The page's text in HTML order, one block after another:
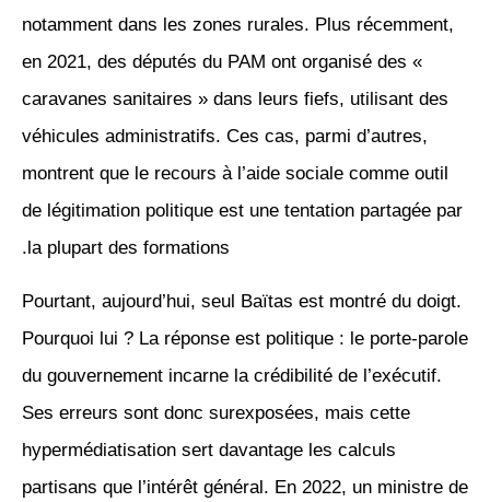
notamment dans les zones rurales. Plus récemment,
en 2021, des députés du PAM ont organisé des «
caravanes sanitaires » dans leurs fiefs, utilisant des
véhicules administratifs. Ces cas, parmi d’autres,
montrent que le recours à l’aide sociale comme outil
de légitimation politique est une tentation partagée par
la plupart des formations.
Pourtant, aujourd’hui, seul Baïtas est montré du doigt.
Pourquoi lui ? La réponse est politique : le porte-parole
du gouvernement incarne la crédibilité de l’exécutif.
Ses erreurs sont donc surexposées, mais cette
hypermédiatisation sert davantage les calculs
partisans que l’intérêt général. En 2022, un ministre de